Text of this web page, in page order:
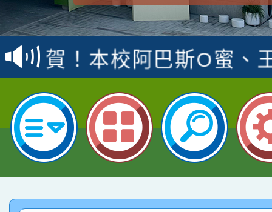
賀！本校參加桃園市中
賽 洪綺君教師榮獲社
名
賀！本校阿巴斯O蜜、
倩參加桃園市科展 國
名 指導老師王老師、
賀！本校四年二班張O
園市英語競賽國小朗讀
指導老師林老師
賀！本校參加桃園市中
賽 劉文瑛教師榮獲教
賀！本校參與2026世